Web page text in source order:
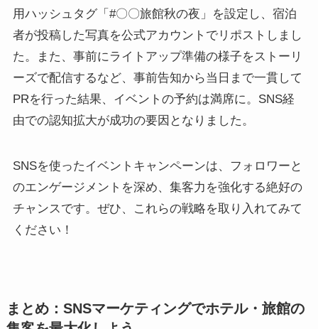
用ハッシュタグ「#〇〇旅館秋の夜」を設定し、宿泊
者が投稿した写真を公式アカウントでリポストしまし
た。また、事前にライトアップ準備の様子をストーリ
ーズで配信するなど、事前告知から当日まで一貫して
PRを行った結果、イベントの予約は満席に。SNS経
由での認知拡大が成功の要因となりました。
SNSを使ったイベントキャンペーンは、フォロワーと
のエンゲージメントを深め、集客力を強化する絶好の
チャンスです。ぜひ、これらの戦略を取り入れてみて
ください！
まとめ：SNSマーケティングでホテル・旅館の